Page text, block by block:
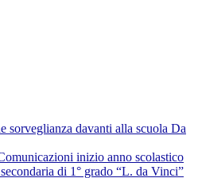
sorveglianza davanti alla scuola Da
inizio anno scolastico
di 1° grado “L. da Vinci”